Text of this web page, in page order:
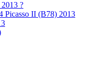
?
Picasso II (B78) 2013